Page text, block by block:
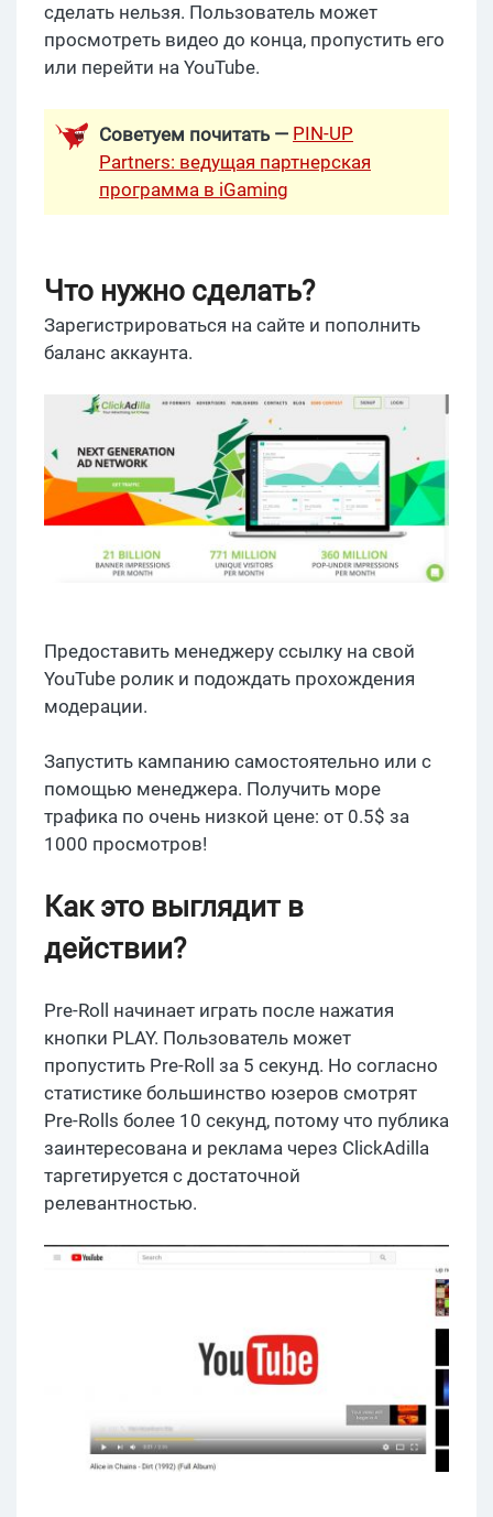
сделать нельзя. Пользователь может
просмотреть видео до конца, пропустить его
или перейти на YouTube.
Советуем почитать — PIN-UP
Partners: ведущая партнерская
программа в iGaming
Что нужно сделать?
Зарегистрироваться на сайте и пополнить
баланс аккаунта.
Предоставить менеджеру ссылку на свой
YouTube ролик и подождать прохождения
модерации.
Запустить кампанию самостоятельно или с
помощью менеджера. Получить море
трафика по очень низкой цене: от 0.5$ за
1000 просмотров!
Как это выглядит в
действии?
Pre-Roll начинает играть после нажатия
кнопки PLAY. Пользователь может
пропустить Pre-Roll за 5 секунд. Но согласно
статистике большинство юзеров смотрят
Pre-Rolls более 10 секунд, потому что публика
заинтересована и реклама через ClickAdilla
таргетируется с достаточной
релевантностью.